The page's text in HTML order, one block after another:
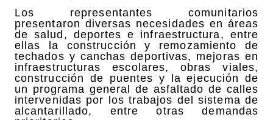
Los representantes comunitarios
presentaron diversas necesidades en áreas
de salud, deportes e infraestructura, entre
ellas la construcción y remozamiento de
techados y canchas deportivas, mejoras en
infraestructuras escolares, obras viales,
construcción de puentes y la ejecución de
un programa general de asfaltado de calles
intervenidas por los trabajos del sistema de
alcantarillado, entre otras demandas